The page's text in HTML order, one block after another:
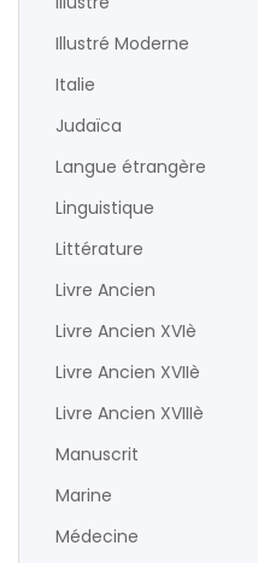
Illustré Moderne
Italie
Judaïca
Langue étrangère
Linguistique
Littérature
Livre Ancien
Livre Ancien XVIè
Livre Ancien XVIIè
Livre Ancien XVIIIè
Manuscrit
Marine
Médecine